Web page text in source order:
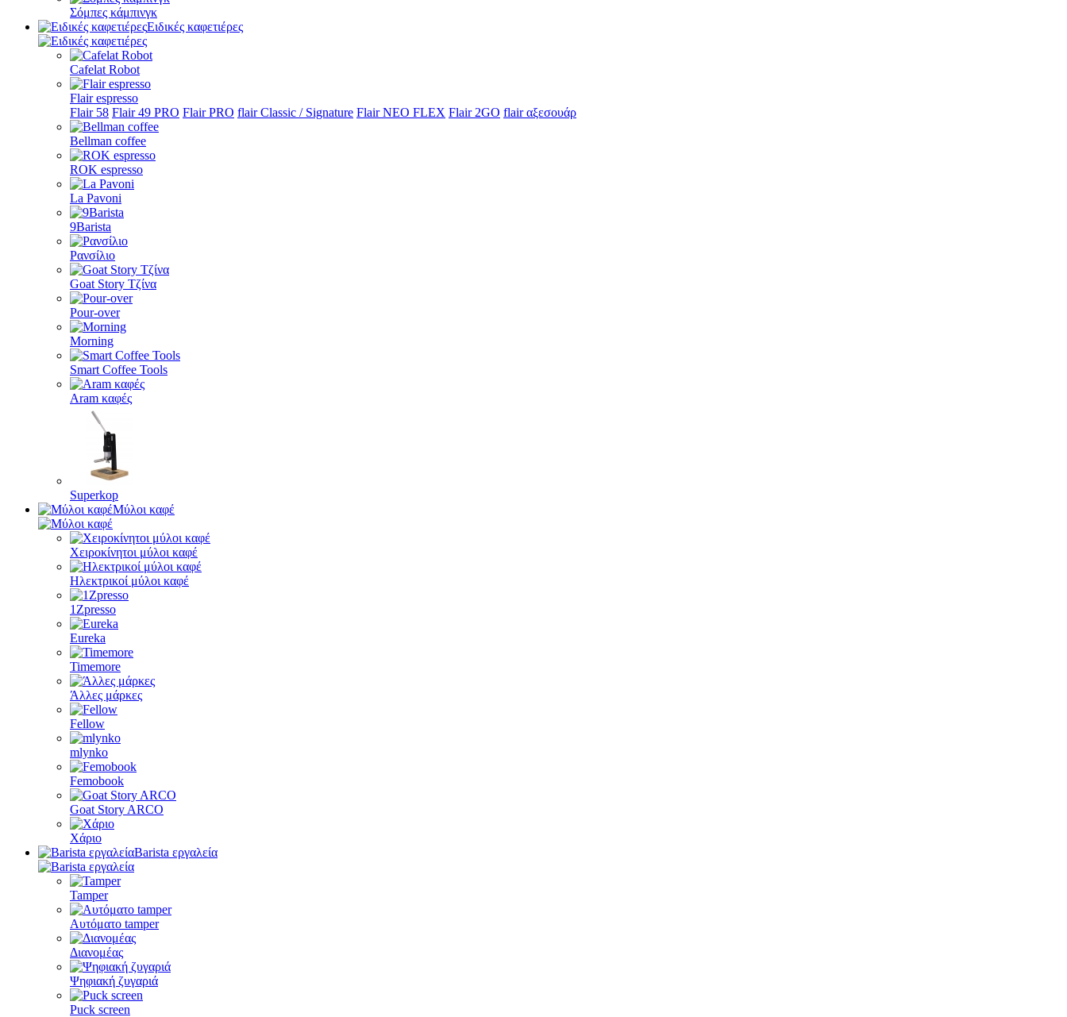
Σόμπες κάμπινγκ
Ειδικές καφετιέρες
Cafelat Robot
Flair espresso
Flair 58 Flair 49 PRO Flair PRO flair Classic / Signature Flair NEO FLEX Flair 2GO flair αξεσουάρ
Bellman coffee
ROK espresso
La Pavoni
9Barista
Ρανσίλιο
Goat Story Τζίνα
Pour-over
Morning
Smart Coffee Tools
Aram καφές
Superkop
Μύλοι καφέ
Χειροκίνητοι μύλοι καφέ
Ηλεκτρικοί μύλοι καφέ
1Zpresso
Eureka
Timemore
Άλλες μάρκες
Fellow
mlynko
Femobook
Goat Story ARCO
Χάριο
Barista εργαλεία
Tamper
Αυτόματο tamper
Διανομέας
Ψηφιακή ζυγαριά
Puck screen